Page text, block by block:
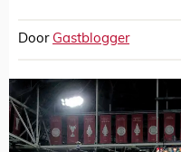
Door Gastblogger